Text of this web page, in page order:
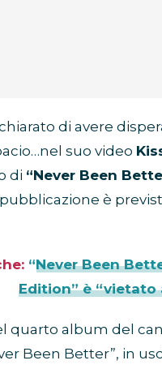
di avere
suo video
di “Never Been
è
“Never Been
Edition” è “vietato
quarto album del
Been Better”, in